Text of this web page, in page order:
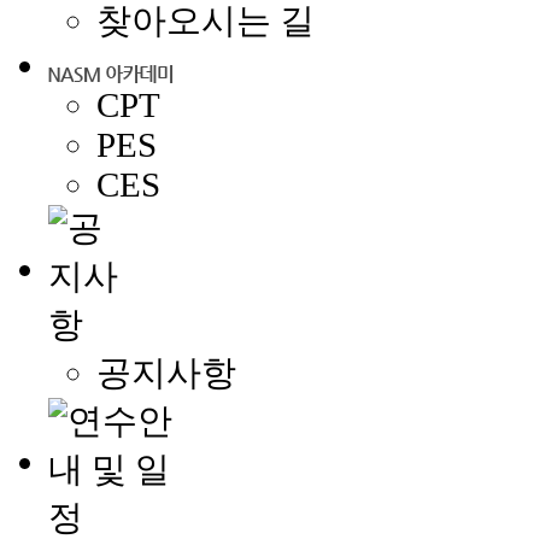
찾아오시는 길
CPT
PES
CES
공지사항